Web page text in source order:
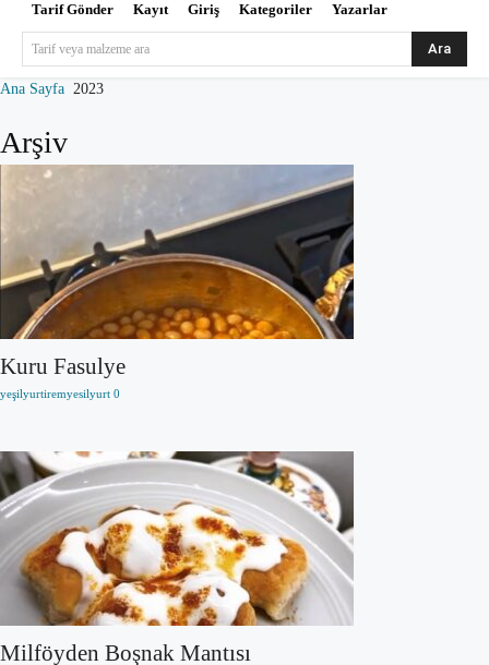
Tarif Gönder Kayıt Giriş Kategoriler Yazarlar
Tarif veya malzeme ara Ara
Ana Sayfa 2023
Arşiv
Kuru Fasulye
yeşilyurtiremyesilyurt 0
Milföyden Boşnak Mantısı